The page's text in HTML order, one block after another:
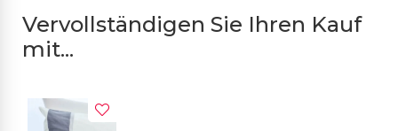
Vervollständigen Sie Ihren Kauf
mit...